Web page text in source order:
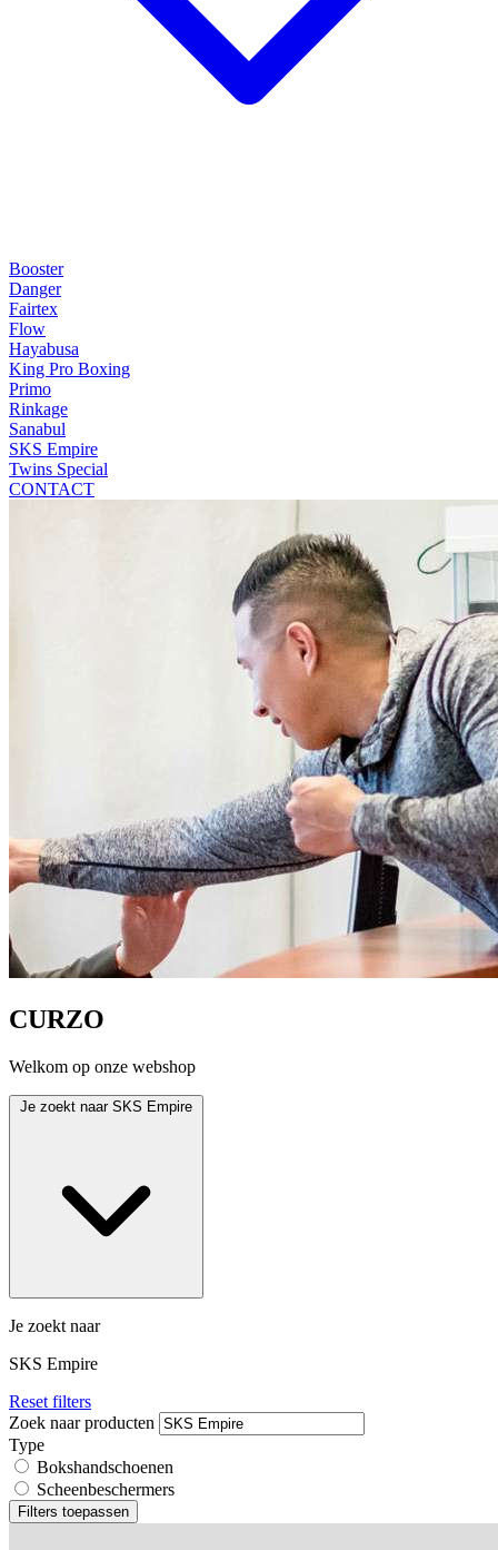
Booster
Danger
Fairtex
Flow
Hayabusa
King Pro Boxing
Primo
Rinkage
Sanabul
SKS Empire
Twins Special
CONTACT
CURZO
Welkom op onze webshop
Je zoekt naar SKS Empire
Je zoekt naar
SKS Empire
Reset filters
Zoek naar producten
Type
Bokshandschoenen
Scheenbeschermers
Filters toepassen